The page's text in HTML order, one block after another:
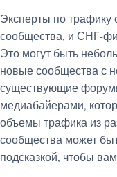
Эксперты по трафику
сообщества, и СНГ-
Это могут быть
новые сообщества с
существующие
медиабайерами,
объемы трафика из
сообщества может
подсказкой, чтобы